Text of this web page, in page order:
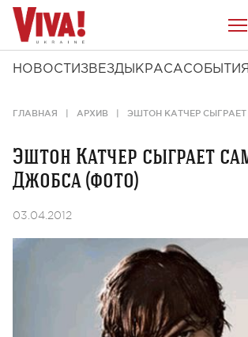
НОВОСТИ ЗВЕЗДЫ КРАСАСОБЫТИЯ
ГЛАВНАЯ АРХИВ ЭШТОН КАТЧЕР
Эштон Катчер сыграет
Джобса (фото)
03.04.2012